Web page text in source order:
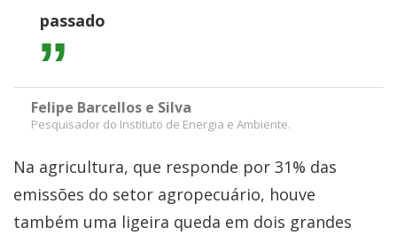
passado
Felipe Barcellos e Silva
Pesquisador do Instituto de Energia e Ambiente.
Na agricultura, que responde por 31% das
emissões do setor agropecuário, houve
também uma ligeira queda em dois grandes